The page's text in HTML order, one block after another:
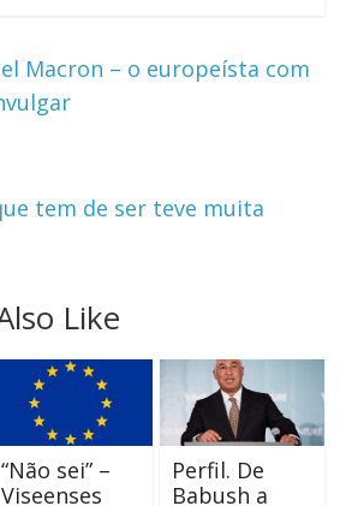
Macron – o europeísta com
tem de ser teve muita
Like
“Não sei” –
Viseenses
Perfil. De
Babush a